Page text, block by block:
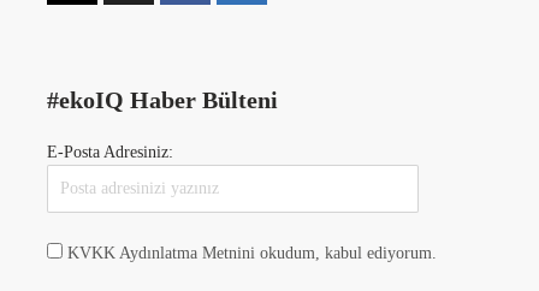
#ekoIQ Haber Bülteni
E-Posta Adresiniz:
KVKK Aydınlatma Metnini okudum, kabul ediyorum.